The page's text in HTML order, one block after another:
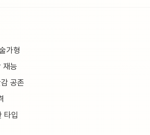
가형
재능
공존
타입